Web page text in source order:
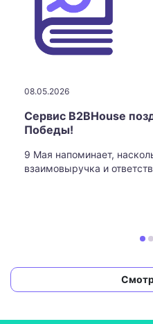
08.05.2026
Сервис B2BHouse
Победы!
9 Мая напоминает,
взаимовыручка и